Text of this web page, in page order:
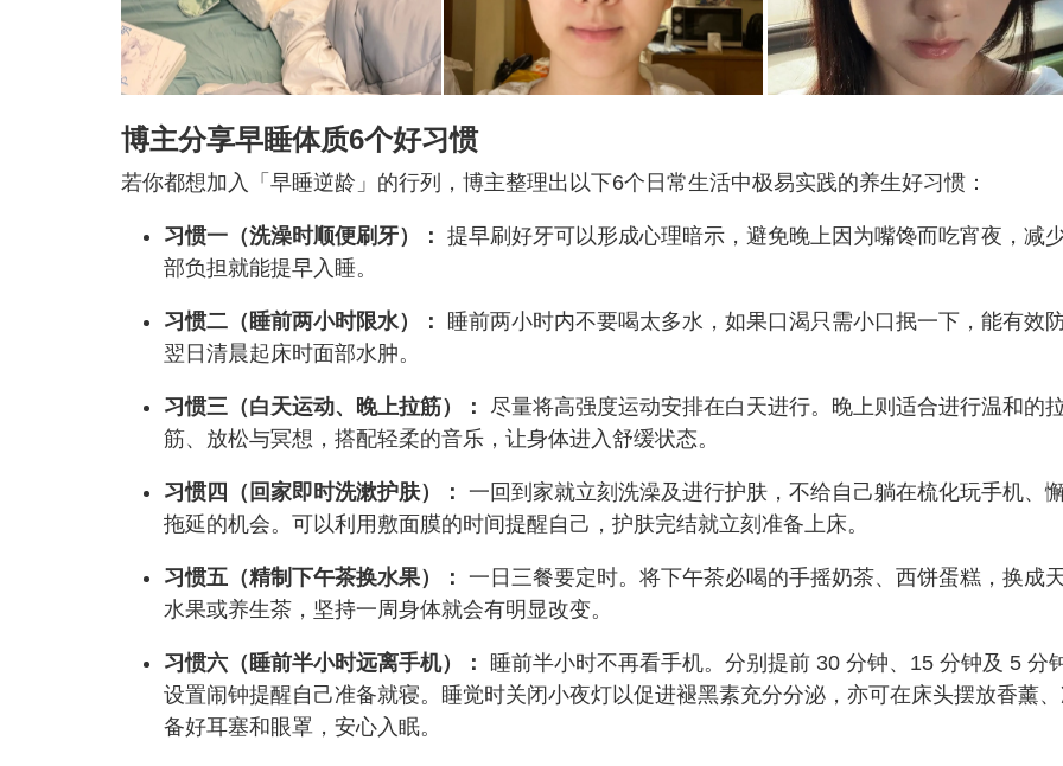
博主分享早睡体质6个好习惯
若你都想加入「早睡逆龄」的行列，博主整理出以下6个日常生活中极易实践的养生好习惯：
习惯一（洗澡时顺便刷牙）： 提早刷好牙可以形成心理暗示，避免晚上因为嘴馋而吃宵夜，减
部负担就能提早入睡。
习惯二（睡前两小时限水）：
睡前两小时内不要喝太多水，如果口渴只需小口抿一下，能有效
翌日清晨起床时面部水肿。
习惯三（白天运动、晚上拉筋）：
尽量将高强度运动安排在白天进行。晚上则适合进行温和的
筋、放松与冥想，搭配轻柔的音乐，让身体进入舒缓状态。
习惯四（回家即时洗漱护肤）： 一回到家就立刻洗澡及进行护肤，不给自己躺在梳化玩手机、
拖延的机会。可以利用敷面膜的时间提醒自己，护肤完结就立刻准备上床。
习惯五（精制下午茶换水果）： 一日三餐要定时。将下午茶必喝的手摇奶茶、西饼蛋糕，换成
水果或养生茶，坚持一周身体就会有明显改变。
习惯六（睡前半小时远离手机）：
睡前半小时不再看手机。分别提前 30 分钟、15 分钟及 5 分
设置闹钟提醒自己准备就寝。睡觉时关闭小夜灯以促进褪黑素充分分泌，亦可在床头摆放香薰
备好耳塞和眼罩，安心入眠。